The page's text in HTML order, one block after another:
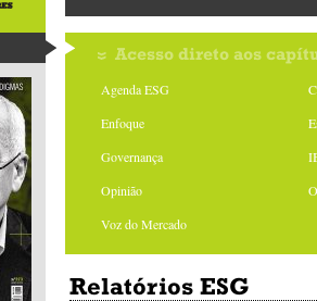
Acesso direto aos
Agenda ESG
Enfoque
Governança
Opinião
Voz do Mercado
Relatórios ESG